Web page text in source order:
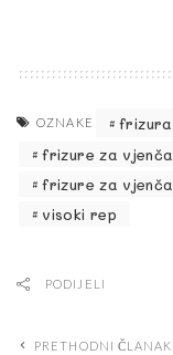
OZNAKE
frizura
frizure za
frizure za
visoki rep
PODIJELI
PRETHODNI ČLANAK